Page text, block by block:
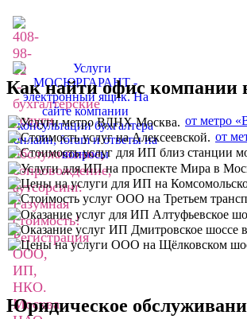
Как найти офис компании
от метро
от
Юридическое